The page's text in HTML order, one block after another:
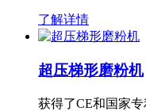
了解详情
超压梯形磨粉机
获得了CE和国家